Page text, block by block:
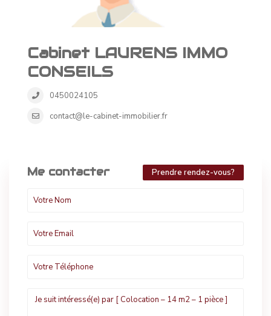
Cabinet LAURENS IMMO
CONSEILS
0450024105
contact@le-cabinet-immobilier.fr
Me contacter Prendre rendez-vous?